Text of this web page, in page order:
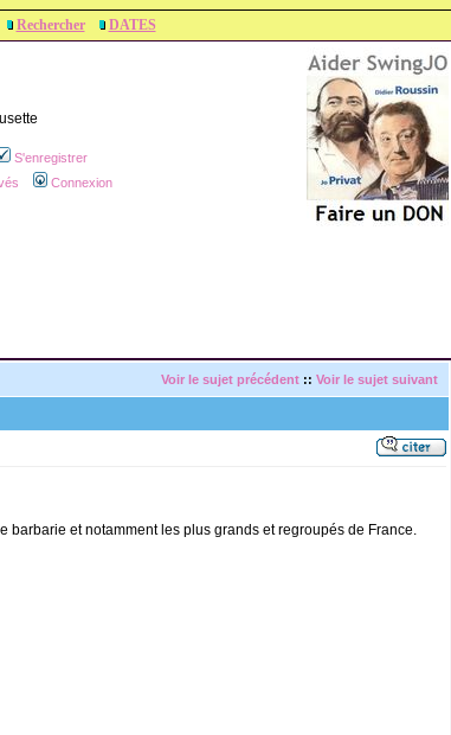
Rechercher DATES
S'enregistrer
Connexion
Voir le sujet précédent :: Voir le sujet suivant
et notamment les plus grands et regroupés de France.